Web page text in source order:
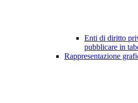
Enti di diritto
pubblicare in
Rappresentazione